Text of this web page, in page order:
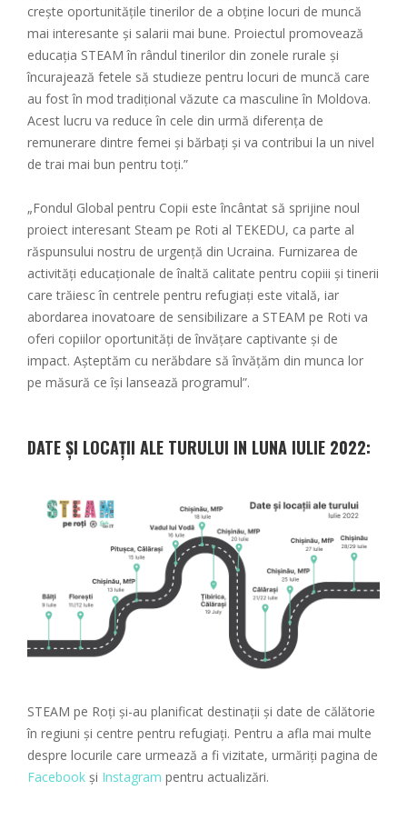
crește oportunitățile tinerilor de a obține locuri de muncă
mai interesante și salarii mai bune. Proiectul promovează
educația STEAM în rândul tinerilor din zonele rurale și
încurajează fetele să studieze pentru locuri de muncă care
au fost în mod tradițional văzute ca masculine în Moldova.
Acest lucru va reduce în cele din urmă diferența de
remunerare dintre femei și bărbați și va contribui la un nivel
de trai mai bun pentru toți.”
„Fondul Global pentru Copii este încântat să sprijine noul
proiect interesant Steam pe Roti al TEKEDU, ca parte al
răspunsului nostru de urgență din Ucraina. Furnizarea de
activități educaționale de înaltă calitate pentru copiii și tinerii
care trăiesc în centrele pentru refugiați este vitală, iar
abordarea inovatoare de sensibilizare a STEAM pe Roti va
oferi copiilor oportunități de învățare captivante și de
impact. Așteptăm cu nerăbdare să învățăm din munca lor
pe măsură ce își lansează programul”.
DATE ȘI LOCAȚII ALE TURULUI IN LUNA IULIE 2022:
STEAM pe Roți și-au planificat destinații și date de călătorie
în regiuni și centre pentru refugiați. Pentru a afla mai multe
despre locurile care urmează a fi vizitate, urmăriți pagina de
Facebook și Instagram pentru actualizări.